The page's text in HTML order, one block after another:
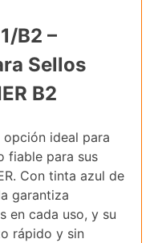
B2 –
Sellos
B2
opción ideal para
fiable para sus
Con tinta azul de
garantiza
en cada uso, y su
rápido y sin